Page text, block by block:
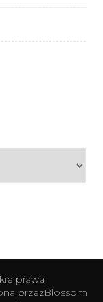
prawa
przezBlossom